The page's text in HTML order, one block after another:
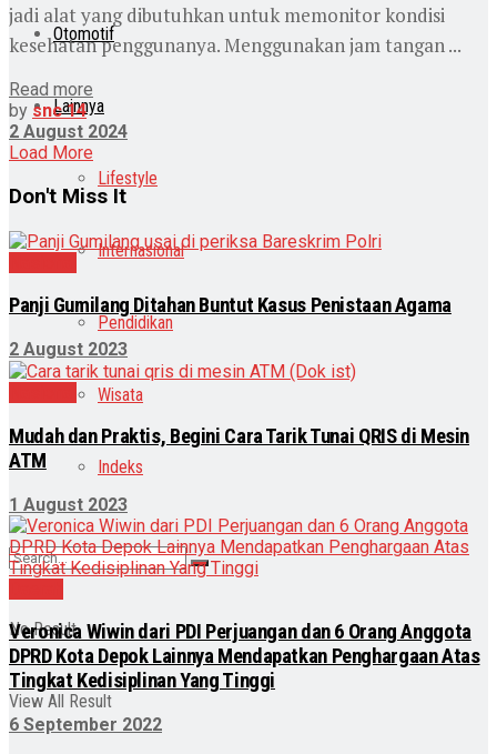
Otomotif
Lainnya
Lifestyle
Internasional
Pendidikan
Wisata
Indeks
No Result
View All Result
jadi alat yang dibutuhkan untuk memonitor kondisi
kesehatan penggunanya. Menggunakan jam tangan ...
Read more
by snc 14
2 August 2024
Load More
Don't Miss It
Panji Gumilang Ditahan Buntut Kasus Penistaan Agama
2 August 2023
Mudah dan Praktis, Begini Cara Tarik Tunai QRIS di Mesin
ATM
1 August 2023
Veronica Wiwin dari PDI Perjuangan dan 6 Orang Anggota
DPRD Kota Depok Lainnya Mendapatkan Penghargaan Atas
Tingkat Kedisiplinan Yang Tinggi
6 September 2022